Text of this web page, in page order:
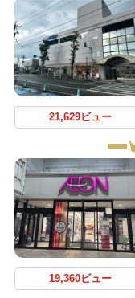
21,629ビュー
19,360ビュー